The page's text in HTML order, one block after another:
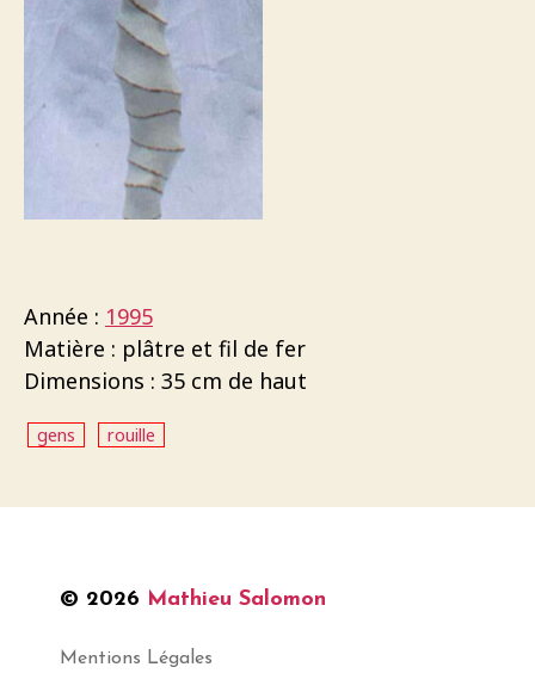
Année : 1995
Matière : plâtre et fil de fer
Dimensions : 35 cm de haut
gens rouille
© 2026 Mathieu Salomon
Mentions Légales